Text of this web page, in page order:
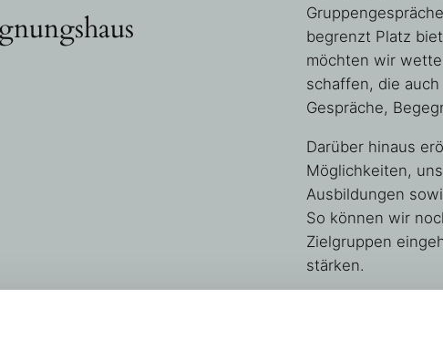
begrenzt Platz
möchten wir
schaffen, die
Gespräche,
Darüber hinaus
Möglichkeiten,
Ausbildungen
So können wir
Zielgruppen
stärken.